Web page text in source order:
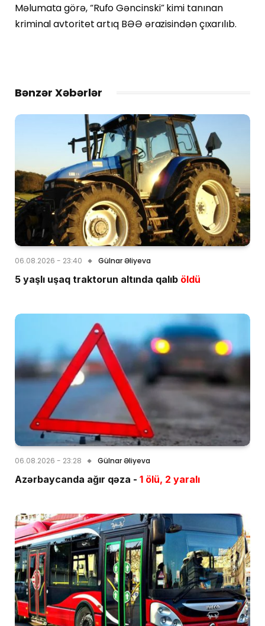
Məlumata görə, “Rufo Gəncinski” kimi tanınan
kriminal avtoritet artıq BƏƏ ərazisindən çıxarılıb.
Bənzər Xəbərlər
06.08.2026 - 23:40 Gülnar Əliyeva
5 yaşlı uşaq traktorun altında qalıb öldü
06.08.2026 - 23:28 Gülnar Əliyeva
Azərbaycanda ağır qəza - 1 ölü, 2 yaralı